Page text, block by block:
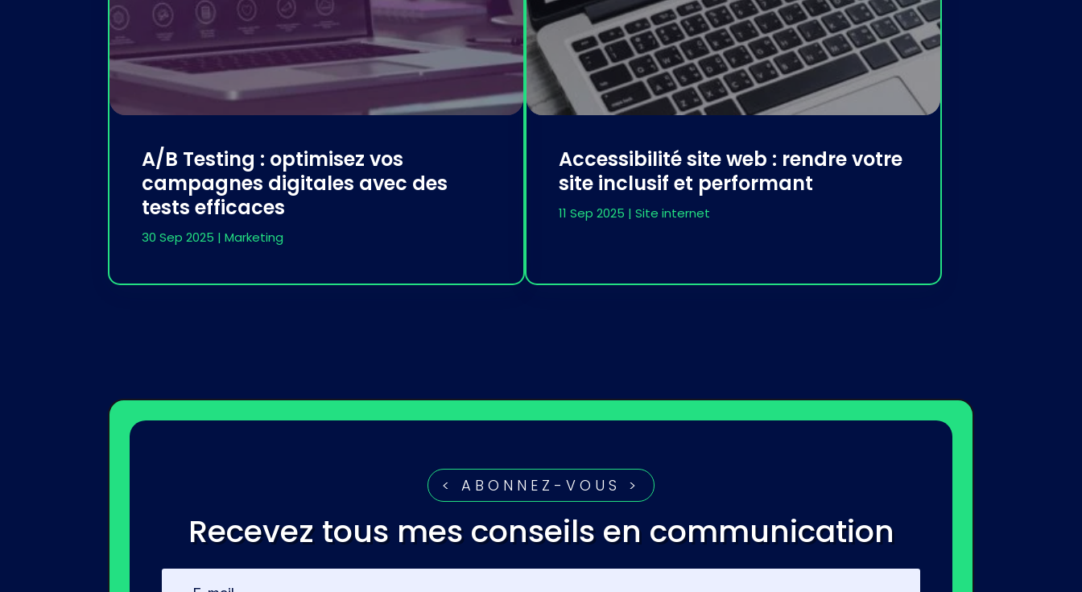
A/B Testing : optimisez vos
campagnes digitales avec des
tests efficaces
30 Sep 2025 |Marketing
Accessibilité site web : rendre votre
site inclusif et performant
11 Sep 2025 | Site internet
< ABONNEZ-VOUS >
Recevez tous mes conseils en communication